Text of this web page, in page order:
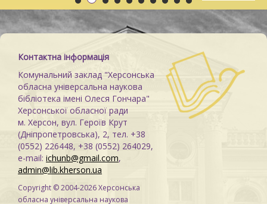
Контактна інформація
Комунальний заклад "Херсонська
обласна універсальна наукова
бібліотека імені Олеся Гончара"
Херсонської обласної ради
м. Херсон, вул. Героїв Крут
(Дніпропетровська), 2, тел. +38
(0552) 226448, +38 (0552) 264029,
e-mail: ichunb@gmail.com,
admin@lib.kherson.ua
Copyright © 2004-2026 Херсонська
обласна універсальна наукова